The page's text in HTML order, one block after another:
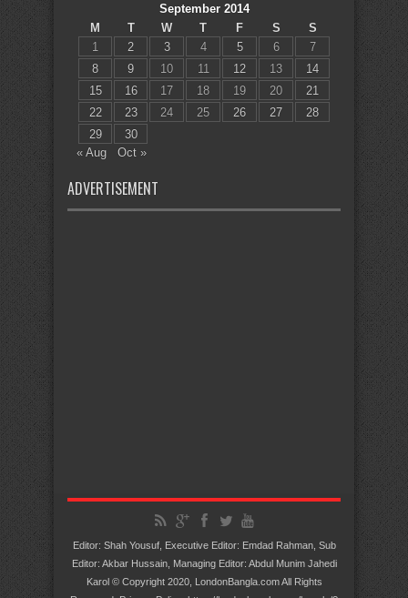
September 2014
M
T W T F S
S
1
2 3 4 5 6
7
8
9 10 11 12 13
14
15
16 17 18 19 20
21
22
23 24 25 26 27
28
29
30
« Aug
Oct »
ADVERTISEMENT
Editor: Shah Yousuf, Executive Editor: Emdad Rahman, Sub
Editor: Akbar Hussain, Managing Editor: Abdul Munim Jahedi
Karol © Copyright 2020, LondonBangla.com All Rights